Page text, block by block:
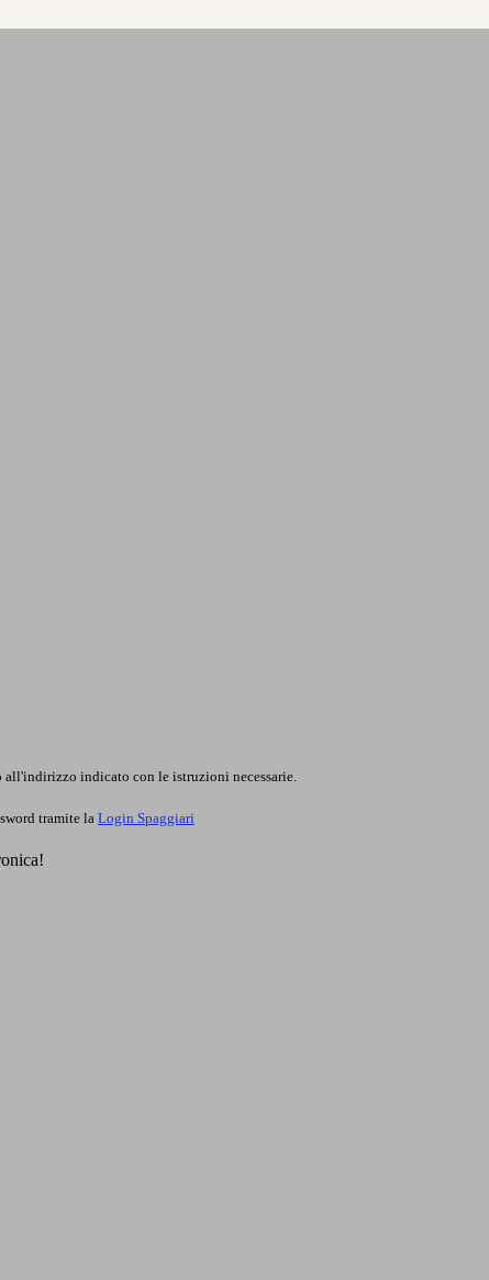
all'indirizzo indicato con le istruzioni necessarie.
tramite la Login Spaggiari